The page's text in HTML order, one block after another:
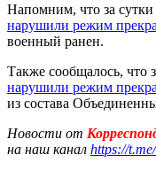
Напомним, что за сутки
нарушили режим
военный ранен.
Также сообщалось, что
нарушили режим
из состава
Новости от
на наш канал https://